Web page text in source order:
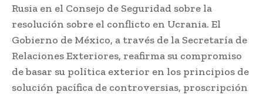
Rusia en el Consejo de Seguridad sobre la
resolución sobre el conflicto en Ucrania. El
Gobierno de México, a través de la Secretaría de
Relaciones Exteriores, reafirma su compromiso
de basar su política exterior en los principios de
solución pacífica de controversias, proscripción